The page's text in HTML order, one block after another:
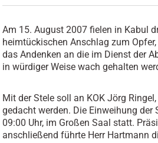
Am 15. August 2007 fielen in Kabul
heimtückischen Anschlag zum
das Andenken an die im Dienst der
in würdiger Weise wach gehalten
Mit der Stele soll an KOK Jörg
gedacht werden. Die Einweihung
09:00 Uhr, im Großen Saal statt.
anschließend führte Herr Hartmann